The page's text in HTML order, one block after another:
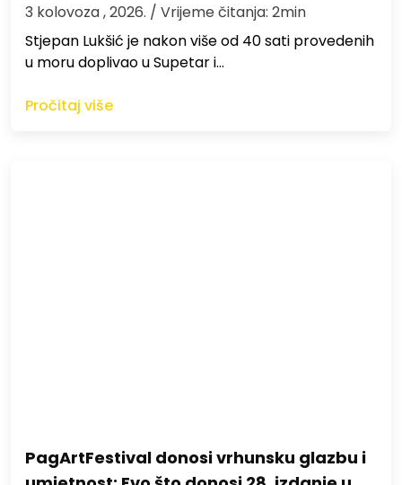
3 kolovoza , 2026. / Vrijeme čitanja: 2min
St​jepan Lukšić je nakon više od 40 sati provedenih
u moru doplivao u Supetar i…
Pročitaj više
PagArtFestival donosi vrhunsku glazbu i